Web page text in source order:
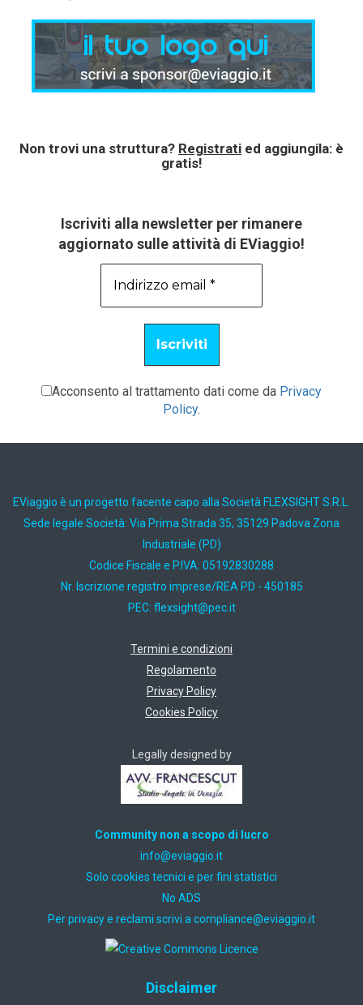
Non trovi una struttura? Registrati ed aggiungila: è
gratis!
Iscriviti alla newsletter per rimanere
aggiornato sulle attività di EViaggio!
Acconsento al trattamento dati come da Privacy
Policy.
EViaggio è un progetto facente capo alla Società FLEXSIGHT S.R.L.
Sede legale Società: Via Prima Strada 35, 35129 Padova Zona
Industriale (PD)
Codice Fiscale e P.IVA: 05192830288
Nr. Iscrizione registro imprese/REA PD - 450185
PEC: ti.cep@thgisxelf
Termini e condizioni
Regolamento
Privacy Policy
Cookies Policy
Legally designed by
Community non a scopo di lucro
ti.oiggaive@ofni
Solo cookies tecnici e per fini statistici
No ADS
Per privacy e reclami scrivi a ti.oiggaive@ecnailpmoc
Disclaimer